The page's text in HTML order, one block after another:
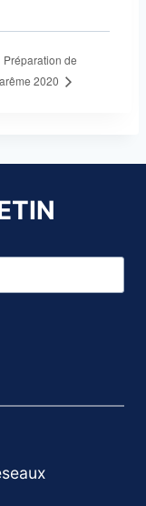
Préparation de
2020